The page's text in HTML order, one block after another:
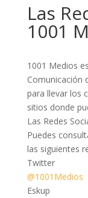
Las
1001
1001 Medios
Comunicación
para llevar los
sitios donde
Las Redes
Puedes
las siguientes
Twitter
@1001Medios
Eskup